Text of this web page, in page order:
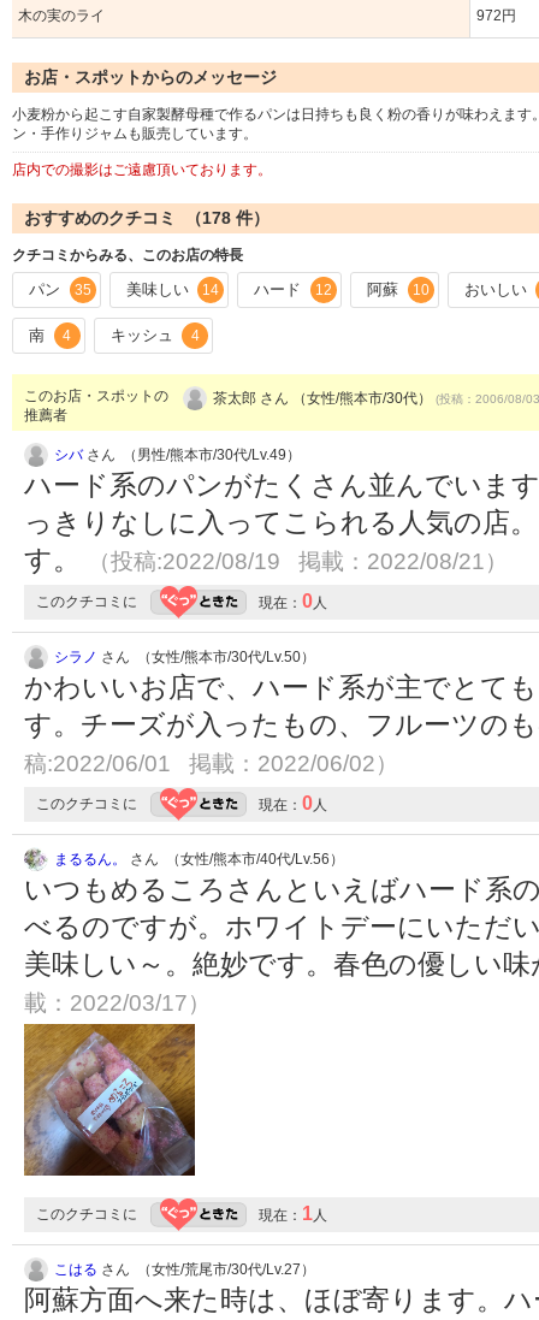
木の実のライ 972円
お店・スポットからのメッセージ
小麦粉から起こす自家製酵母種で作るパンは日持ちも良く粉の香りが味わえま
ン・手作りジャムも販売しています。
店内での撮影はご遠慮頂いております。
おすすめのクチコミ （178 件）
クチコミからみる、このお店の特長
パン 35 美味しい 14 ハード 12 阿蘇 10 おいしい
南 4 キッシュ 4
このお店・スポットの
推薦者
茶太郎 さん （女性/熊本市/30代） (投稿：2006/08/
シバさん （男性/熊本市/30代/Lv.49）
ハード系のパンがたくさん並んでいま
っきりなしに入ってこられる人気の店
す。
（投稿:2022/08/19 掲載：2022/08/21）
このクチコミに 現在： 0人
シラノ さん （女性/熊本市/30代/Lv.50）
かわいいお店で、ハード系が主でとて
す。チーズが入ったもの、フルーツの
稿:2022/06/01 掲載：2022/06/02）
このクチコミに 現在： 0人
まるるん。 さん （女性/熊本市/40代/Lv.56）
いつもめるころさんといえばハード系
べるのですが。ホワイトデーにいただ
美味しい～。絶妙です。春色の優しい
載：2022/03/17）
このクチコミに 現在： 1人
こはる さん （女性/荒尾市/30代/Lv.27）
阿蘇方面へ来た時は、ほぼ寄ります。